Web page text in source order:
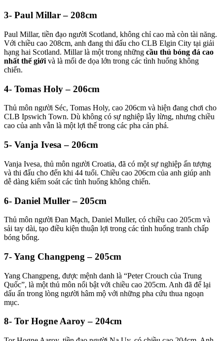
3- Paul Millar – 208cm
Paul Millar, tiền đạo người Scotland, không chỉ cao mà còn tài năng.
Với chiều cao 208cm, anh đang thi đấu cho CLB Elgin City tại giải
hạng hai Scotland. Millar là một trong những cầu thủ bóng đá cao
nhất thế giới và là mối đe dọa lớn trong các tình huống không
chiến.
4- Tomas Holy – 206cm
Thủ môn người Séc, Tomas Holy, cao 206cm và hiện đang chơi cho
CLB Ipswich Town. Dù không có sự nghiệp lẫy lừng, nhưng chiều
cao của anh vẫn là một lợi thế trong các pha cản phá.
5- Vanja Ivesa – 206cm
Vanja Ivesa, thủ môn người Croatia, đã có một sự nghiệp ấn tượng
và thi đấu cho đến khi 44 tuổi. Chiều cao 206cm của anh giúp anh
dễ dàng kiểm soát các tình huống không chiến.
6- Daniel Muller – 205cm
Thủ môn người Đan Mạch, Daniel Muller, có chiều cao 205cm và
sải tay dài, tạo điều kiện thuận lợi trong các tình huống tranh chấp
bóng bổng.
7- Yang Changpeng – 205cm
Yang Changpeng, được mệnh danh là “Peter Crouch của Trung
Quốc”, là một thủ môn nổi bật với chiều cao 205cm. Anh đã để lại
dấu ấn trong lòng người hâm mộ với những pha cứu thua ngoạn
mục.
8- Tor Hogne Aaroy – 204cm